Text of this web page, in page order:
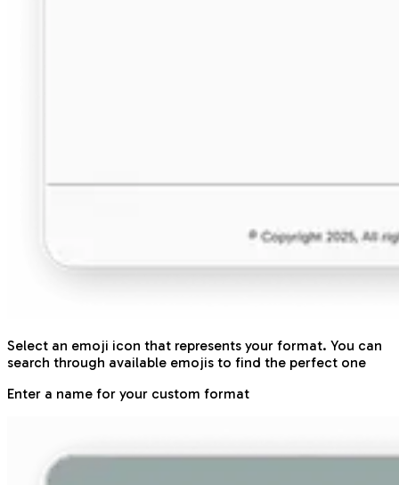
Select an emoji icon that represents your format. You can
search through available emojis to find the perfect one
Enter a name for your custom format